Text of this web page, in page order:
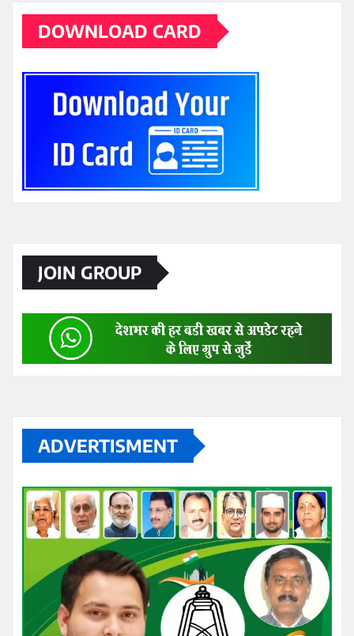
DOWNLOAD CARD
JOIN GROUP
ADVERTISMENT